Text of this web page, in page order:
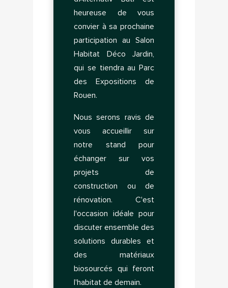
heureuse de vous
convier à sa prochaine
participation au Salon
Habitat Déco Jardin,
qui se tiendra au Parc
des Expositions de
Rouen.
Nous serons ravis de
vous accueillir sur
notre stand pour
échanger sur vos
projets de
construction ou de
rénovation. C'est
l'occasion idéale pour
discuter ensemble des
solutions durables et
des matériaux
biosourcés qui feront
l'habitat de demain.
Connection
Vous devez être connecté pour sauvegarder des
produits dans votre liste d'envie